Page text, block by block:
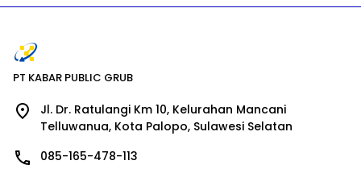
PT KABAR PUBLIC GRUB
Jl. Dr. Ratulangi Km 10, Kelurahan Mancani
Telluwanua, Kota Palopo, Sulawesi Selatan
085-165-478-113